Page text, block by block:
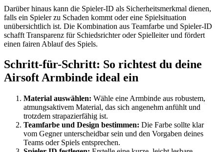
Darüber hinaus kann die Spieler-ID als Sicherheitsmerkmal dienen,
falls ein Spieler zu Schaden kommt oder eine Spielsituation
unübersichtlich ist. Die Kombination aus Teamfarbe und Spieler-ID
schafft Transparenz für Schiedsrichter oder Spielleiter und fördert
einen fairen Ablauf des Spiels.
Schritt-für-Schritt: So richtest du deine
Airsoft Armbinde ideal ein
Material auswählen: Wähle eine Armbinde aus robustem,
atmungsaktivem Material, das sich angenehm anfühlt und
trotzdem strapazierfähig ist.
Teamfarbe und Design bestimmen: Die Farbe sollte klar
vom Gegner unterscheidbar sein und den Vorgaben deines
Teams oder Spiels entsprechen.